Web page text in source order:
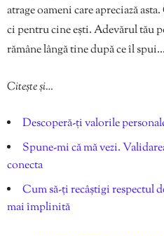
atrage oameni care apreciază
ci pentru cine ești. Adevărul tău
rămâne lângă tine după ce îl
Citește și…
Descoperă-ți valorile
Spune-mi că mă vezi.
conecta
Cum să-ți recâștigi respectul
mai împlinită